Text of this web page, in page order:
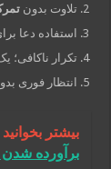
تلاوت بدون
استفاده دعا
تکرار ناکافی؛
انتظار فوری
بیشتر بخوانید
برآورده